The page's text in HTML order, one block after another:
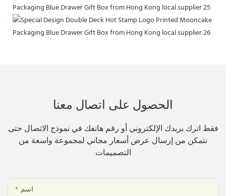
الحصول على اتصال معنا
فقط اترك بريدك الإلكتروني أو رقم هاتفك في نموذج الاتصال حتى
نتمكن من إرسال عرض أسعار مجاني لمجموعة واسعة من
التصميمات
اسم